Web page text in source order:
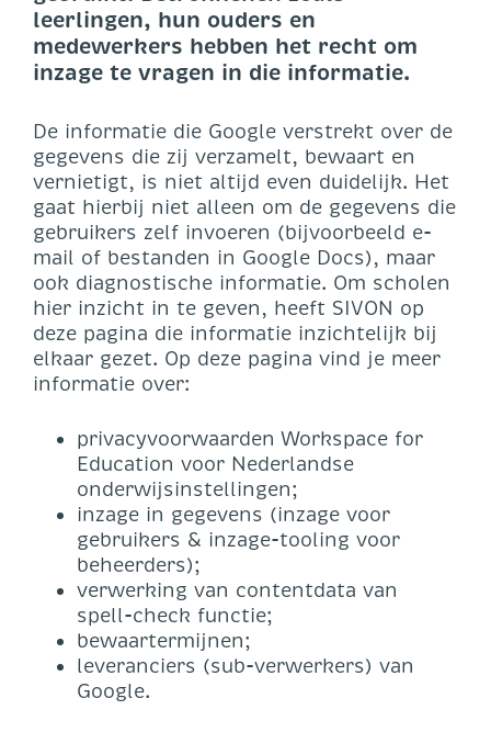
leerlingen, hun ouders en
medewerkers hebben het recht om
inzage te vragen in die informatie.
De informatie die Google verstrekt over de
gegevens die zij verzamelt, bewaart en
vernietigt, is niet altijd even duidelijk. Het
gaat hierbij niet alleen om de gegevens die
gebruikers zelf invoeren (bijvoorbeeld e-
mail of bestanden in Google Docs), maar
ook diagnostische informatie. Om scholen
hier inzicht in te geven, heeft SIVON op
deze pagina die informatie inzichtelijk bij
elkaar gezet. Op deze pagina vind je meer
informatie over:
privacyvoorwaarden Workspace for
Education voor Nederlandse
onderwijsinstellingen;
inzage in gegevens (inzage voor
gebruikers & inzage-tooling voor
beheerders);
verwerking van contentdata van
spell-check functie;
bewaartermijnen;
leveranciers (sub-verwerkers) van
Google.